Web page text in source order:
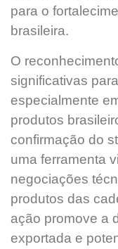
para o
brasileira.
O
significativas
especialmente
produtos
confirmação do
uma ferramenta
negociações
produtos das
ação promove a
exportada e